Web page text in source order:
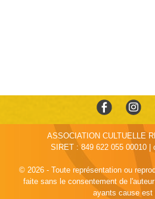
ASSOCIATION CULTUELLE
SIRET : 849 622 055 00010 |
© 2026 - Toute représentation ou
faite sans le consentement de
ayants cause est